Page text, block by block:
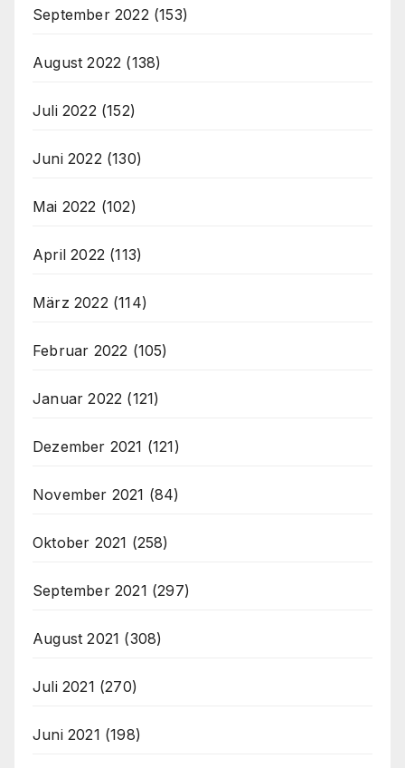
September 2022 (153)
August 2022 (138)
Juli 2022 (152)
Juni 2022 (130)
Mai 2022 (102)
April 2022 (113)
März 2022 (114)
Februar 2022 (105)
Januar 2022 (121)
Dezember 2021 (121)
November 2021 (84)
Oktober 2021 (258)
September 2021 (297)
August 2021 (308)
Juli 2021 (270)
Juni 2021 (198)